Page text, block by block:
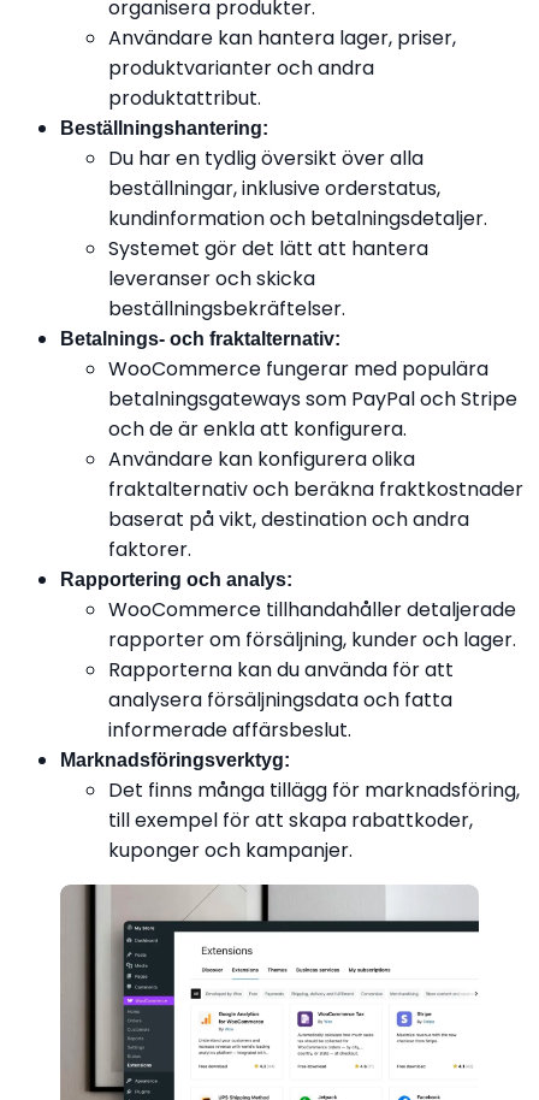
organisera produkter.
Användare kan hantera lager, priser,
produktvarianter och andra
produktattribut.
Beställningshantering:
Du har en tydlig översikt över alla
beställningar, inklusive orderstatus,
kundinformation och betalningsdetaljer.
Systemet gör det lätt att hantera
leveranser och skicka
beställningsbekräftelser.
Betalnings- och fraktalternativ:
WooCommerce fungerar med populära
betalningsgateways som PayPal och Stripe
och de är enkla att konfigurera.
Användare kan konfigurera olika
fraktalternativ och beräkna fraktkostnader
baserat på vikt, destination och andra
faktorer.
Rapportering och analys:
WooCommerce tillhandahåller detaljerade
rapporter om försäljning, kunder och lager.
Rapporterna kan du använda för att
analysera försäljningsdata och fatta
informerade affärsbeslut.
Marknadsföringsverktyg:
Det finns många tillägg för marknadsföring,
till exempel för att skapa rabattkoder,
kuponger och kampanjer.